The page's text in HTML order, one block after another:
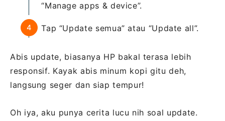
“Manage apps & device”.
Tap “Update semua” atau “Update all”.
Abis update, biasanya HP bakal terasa lebih
responsif. Kayak abis minum kopi gitu deh,
langsung seger dan siap tempur!
Oh iya, aku punya cerita lucu nih soal update.